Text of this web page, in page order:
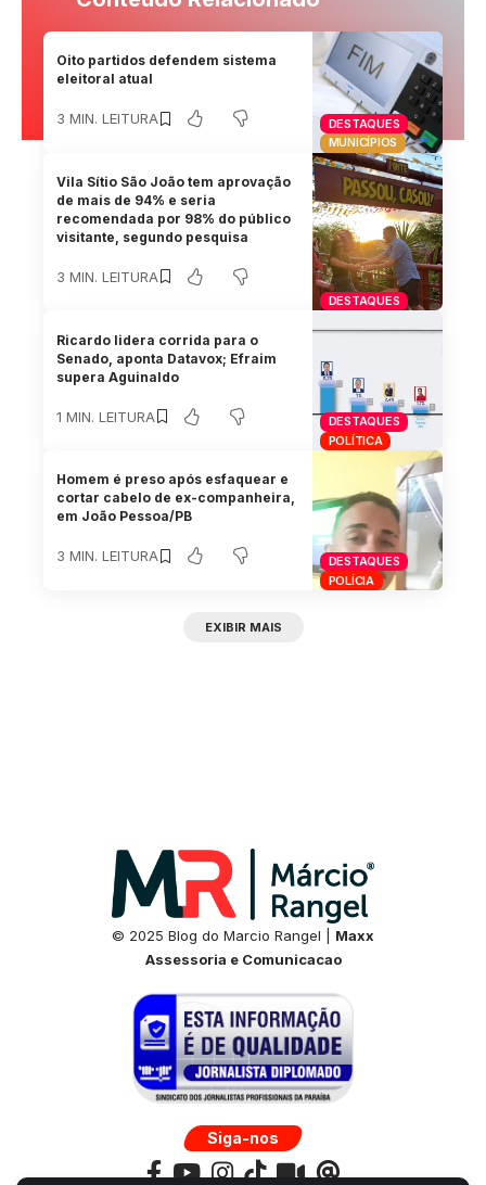
DESTAQUES
MUNICÍPIOS
Oito partidos defendem sistema
eleitoral atual
3 MIN. LEITURA
DESTAQUES
Vila Sítio São João tem aprovação
de mais de 94% e seria
recomendada por 98% do público
visitante, segundo pesquisa
3 MIN. LEITURA
DESTAQUES
POLÍTICA
Ricardo lidera corrida para o
Senado, aponta Datavox; Efraim
supera Aguinaldo
1 MIN. LEITURA
DESTAQUES
POLÍCIA
Homem é preso após esfaquear e
cortar cabelo de ex-companheira,
em João Pessoa/PB
3 MIN. LEITURA
EXIBIR MAIS
© 2025 Blog do Marcio Rangel | Maxx
Assessoria e Comunicacao
Siga-nos